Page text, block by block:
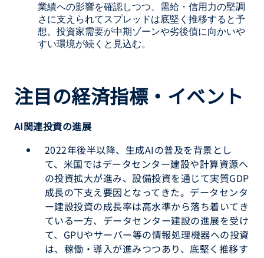
業績への影響を確認しつつ、需給・信用力の堅調
さに支えられてスプレッドは底堅く推移すると予
想。投資家需要が中期ゾーンや劣後債に向かいや
すい環境が続くと見込む。
注目の経済指標・イベント
AI関連投資の進展
2022年後半以降、生成AIの普及を背景とし
て、米国ではデータセンター建設や計算資源へ
の投資拡大が進み、設備投資を通じて実質GDP
成長の下支え要因となってきた。データセンタ
ー建設投資の成長率は高水準から落ち着いてき
ている一方、データセンター建設の進展を受け
て、GPUやサーバー等の情報処理機器への投資
は、稼働・導入が進みつつあり、底堅く推移す